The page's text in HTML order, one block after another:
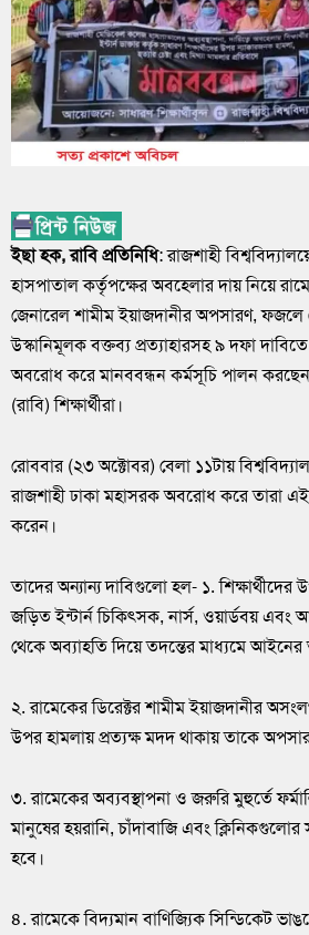
ইছা হক, রাবি প্রতিনিধি: রাজশাহী
হাসপাতাল কর্তৃপক্ষের অবহেলার দায় নিয়ে
জেনারেল শামীম ইয়াজদানীর অপসারণ,
উস্কানিমূলক বক্তব্য প্রত্যাহারসহ ৯ দফা
অবরোধ করে মানববন্ধন কর্মসূচি পালন করছেন
(রাবি) শিক্ষার্থীরা।
রোববার (২৩ অক্টোবর) বেলা ১১টায়
রাজশাহী ঢাকা মহাসরক অবরোধ করে তারা
করেন।
তাদের অন্যান্য দাবিগুলো হল- ১.
জড়িত ইন্টার্ন চিকিৎসক, নার্স, ওয়ার্ডবয় এবং
থেকে অব্যাহতি দিয়ে তদন্তের মাধ্যমে
২. রামেকের ডিরেক্টর শামীম ইয়াজদানীর
উপর হামলায় প্রত্যক্ষ মদদ থাকায় তাকে
৩. রামেকের অব্যবস্থাপনা ও জরুরি মুহুর্তে
মানুষের হয়রানি, চাঁদাবাজি এবং
হবে।
৪. রামেকে বিদ্যমান বাণিজ্যিক সিন্ডিকেট